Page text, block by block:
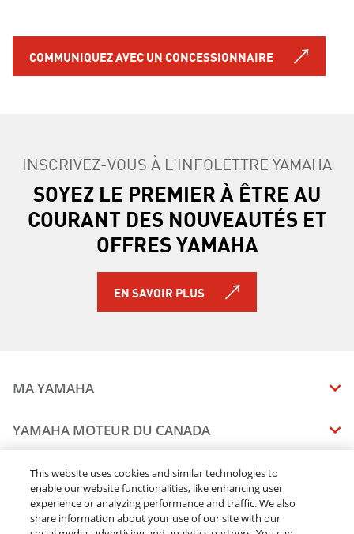
COMMUNIQUEZ AVEC UN CONCESSIONNAIRE
INSCRIVEZ-VOUS À L'INFOLETTRE YAMAHA
SOYEZ LE PREMIER À ÊTRE AU
COURANT DES NOUVEAUTÉS ET
OFFRES YAMAHA
EN SAVOIR PLUS
MA YAMAHA
MANUELS
ÉTAT DES RAPPELS DE VOTRE VÉHICULE
YAMAHA MOTEUR DU CANADA
CARRIERES
RESTONS DEHORS
CONCESSIONNAIRES
TROUVEZ UN CONCESSIONNAIRE
MENTIONS JURIDIQUES
This website uses cookies and similar technologies to
enable our website functionalities, like enhancing user
experience or analyzing performance and traffic. We also
share information about your use of our site with our